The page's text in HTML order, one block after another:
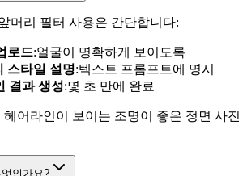
머리 필터 사용은 간단합니다:
로드:얼굴이 명확하게 보이도록
스타일 설명:텍스트 프롬프트에 명시
결과 생성:몇 초 만에 완료
어라인이 보이는 조명이 좋은 정면 사진
인가요?